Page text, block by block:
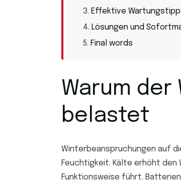
Effektive
Lösungen und
Final words
Warum der
belastet
Winterbeanspruchungen auf
Feuchtigkeit. Kälte erhöht
Funktionsweise führt.